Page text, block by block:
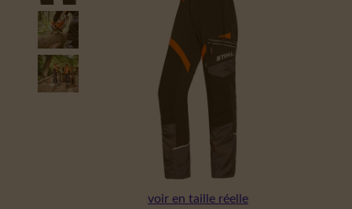
voir en taille réelle